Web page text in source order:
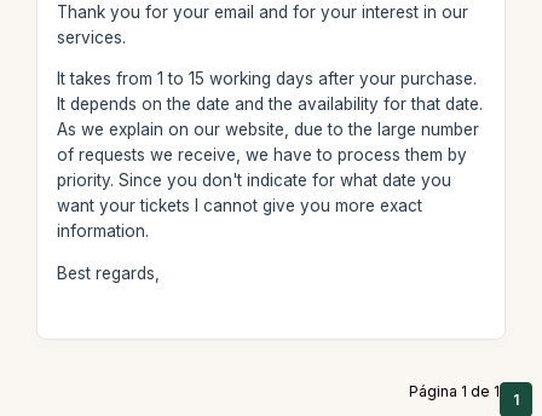
Thank you for your email and for your interest in our
services.
It takes from 1 to 15 working days after your purchase.
It depends on the date and the availability for that date.
As we explain on our website, due to the large number
of requests we receive, we have to process them by
priority. Since you don't indicate for what date you
want your tickets I cannot give you more exact
information.
Best regards,
Página 1 de 1 1